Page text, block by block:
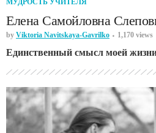
Елена Самойловна
by Viktoria Navitskaya-Gavrilko 1,170 views
Единственный смысл моей